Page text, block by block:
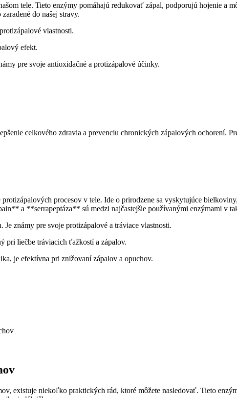
tele. Tieto enzýmy pomáhajú redukovať zápal, podporujú hojenie a
do našej stravy.
vlastnosti.
efekt.
pre svoje antioxidačné a protizápalové účinky.
celkového zdravia a prevenciu chronických zápalových ochorení.
procesov v tele. Ide o prirodzene sa vyskytujúce
a **serrapeptáza** sú medzi najčastejšie používanými enzýmami v
Je známy pre svoje protizápalové a tráviace vlastnosti.
pri liečbe tráviacich ťažkostí a zápalov.
je efektívna pri znižovaní zápalov a opuchov.
existuje niekoľko praktických rád, ktoré môžete nasledovať. Tieto